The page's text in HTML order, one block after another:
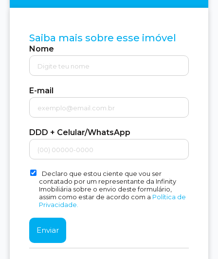
Saiba mais sobre esse imóvel
Nome
E-mail
DDD + Celular/WhatsApp
Declaro que estou ciente que vou ser
contatado por um representante da Infinity
Imobiliária sobre o envio deste formulário,
assim como estar de acordo com a Política de
Privacidade.